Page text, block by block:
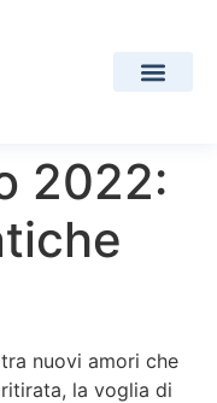
2022:
nuovi amori che
la voglia di